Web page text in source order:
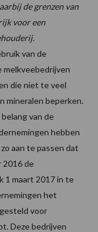
de grenzen van
voor een
van de
melkveebedrijven
die niet te veel
mineralen beperken.
van de
hebben
aan te passen dat
2016 de
1 maart 2017 in te
het
voor
Deze bedrijven